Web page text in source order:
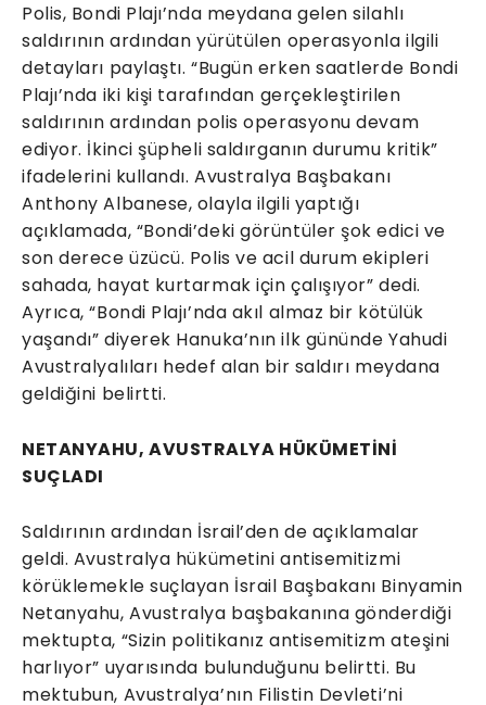
Polis, Bondi Plajı’nda meydana gelen silahlı
saldırının ardından yürütülen operasyonla ilgili
detayları paylaştı. “Bugün erken saatlerde Bondi
Plajı’nda iki kişi tarafından gerçekleştirilen
saldırının ardından polis operasyonu devam
ediyor. İkinci şüpheli saldırganın durumu kritik”
ifadelerini kullandı. Avustralya Başbakanı
Anthony Albanese, olayla ilgili yaptığı
açıklamada, “Bondi’deki görüntüler şok edici ve
son derece üzücü. Polis ve acil durum ekipleri
sahada, hayat kurtarmak için çalışıyor” dedi.
Ayrıca, “Bondi Plajı’nda akıl almaz bir kötülük
yaşandı” diyerek Hanuka’nın ilk gününde Yahudi
Avustralyalıları hedef alan bir saldırı meydana
geldiğini belirtti.
NETANYAHU, AVUSTRALYA HÜKÜMETİNİ
SUÇLADI
Saldırının ardından İsrail’den de açıklamalar
geldi. Avustralya hükümetini antisemitizmi
körüklemekle suçlayan İsrail Başbakanı Binyamin
Netanyahu, Avustralya başbakanına gönderdiği
mektupta, “Sizin politikanız antisemitizm ateşini
harlıyor” uyarısında bulunduğunu belirtti. Bu
mektubun, Avustralya’nın Filistin Devleti’ni